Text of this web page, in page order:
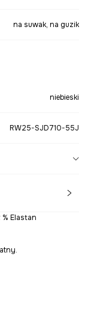
na suwak, na guzik
niebieski
RW25-SJD710-55J
% Elastan